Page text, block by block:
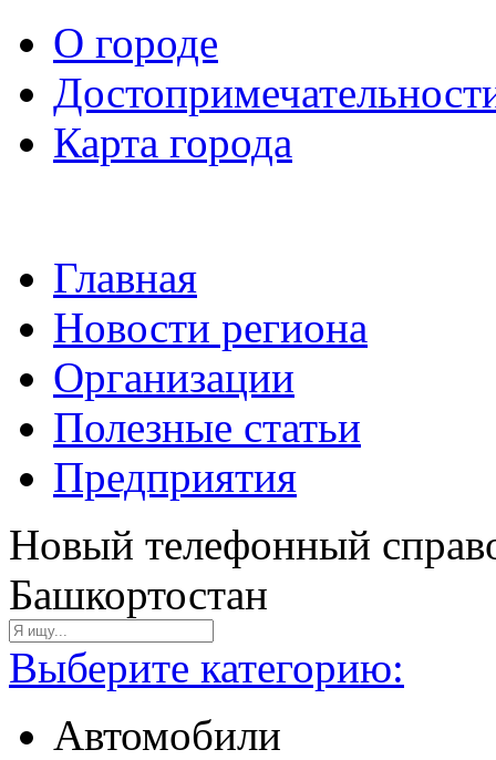
О городе
Карта города
Главная
Новости региона
Организации
Полезные статьи
Предприятия
Новый телефонный
Башкортостан
Выберите категорию:
Автомобили